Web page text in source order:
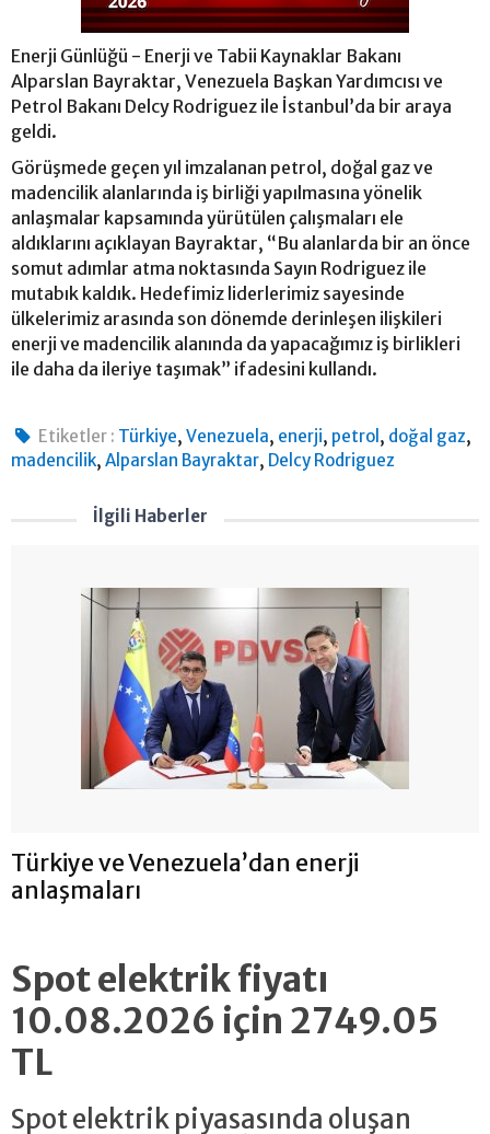
Enerji Günlüğü - Enerji ve Tabii Kaynaklar Bakanı
Alparslan Bayraktar, Venezuela Başkan Yardımcısı ve
Petrol Bakanı Delcy Rodriguez ile İstanbul’da bir araya
geldi.
Görüşmede geçen yıl imzalanan petrol, doğal gaz ve
madencilik alanlarında iş birliği yapılmasına yönelik
anlaşmalar kapsamında yürütülen çalışmaları ele
aldıklarını açıklayan Bayraktar, “Bu alanlarda bir an önce
somut adımlar atma noktasında Sayın Rodriguez ile
mutabık kaldık. Hedefimiz liderlerimiz sayesinde
ülkelerimiz arasında son dönemde derinleşen ilişkileri
enerji ve madencilik alanında da yapacağımız iş birlikleri
ile daha da ileriye taşımak” ifadesini kullandı.
Etiketler : Türkiye,Venezuela, enerji, petrol , doğal gaz,
madencilik, Alparslan Bayraktar, Delcy Rodriguez
İlgili Haberler
Türkiye ve Venezuela’dan enerji
anlaşmaları
Spot elektrik fiyatı
10.08.2026 için 2749.05
TL
Spot elektrik piyasasında oluşan